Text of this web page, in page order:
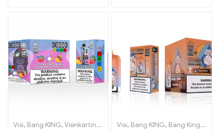
Visi, Bang KING,Vienkartinės elektroninės cigaretės Lietuva ,
Visi, Bang KING, Bang King išmanusis ekranas 15000 Puff